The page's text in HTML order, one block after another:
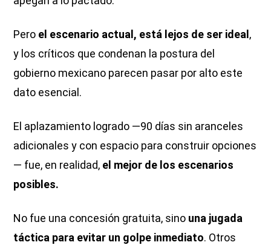
Pero el escenario actual, está lejos de ser ideal ,
y los críticos que condenan la postura del
gobierno mexicano parecen pasar por alto este
dato esencial.
El aplazamiento logrado —90 días sin aranceles
adicionales y con espacio para construir opciones
— fue, en realidad, el mejor de los escenarios
posibles.
No fue una concesión gratuita, sino una jugada
táctica para evitar un golpe inmediato. Otros